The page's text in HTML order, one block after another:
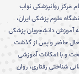
و درمانی روانپزشکی ایران در سال 1360 با نام مرکز روانپزشکی نواب
پس از تأسیس دانشگاه علوم پزشکی ایران،
آموزش دانشجویان پزشکی
حال حاضر و پس از گذشت
سال، این مرکز آموزشی درمانی با ظرفیت 160 تخت و با امکانات آموزشی
شناختی رفتاری، روان